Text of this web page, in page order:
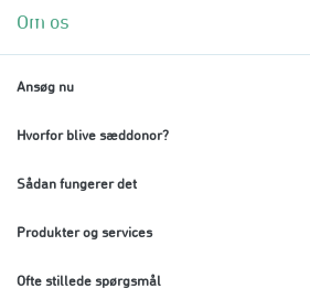
Om os
Ansøg nu
Hvorfor blive sæddonor?
Sådan fungerer det
Produkter og services
Ofte stillede spørgsmål